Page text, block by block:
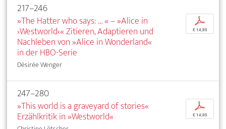
217–246
»The Hatter who says: … « – »Alice in
›Westworld‹« Zitieren, Adaptieren und
Nachleben von »Alice in Wonderland«
in der HBO-Serie
Désirée Wenger
p
€ 14,95
247–280
»This world is a graveyard of stories«
Erzählkritik in »Westworld«
p
€ 14,95